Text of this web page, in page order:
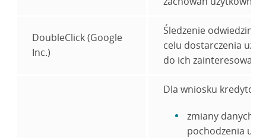
DoubleClick (Google
Inc.)
Śledzenie odwiedzin
celu dostarczenia
do ich zainteresowań.
Dla wniosku
zmiany danych,
pochodzenia